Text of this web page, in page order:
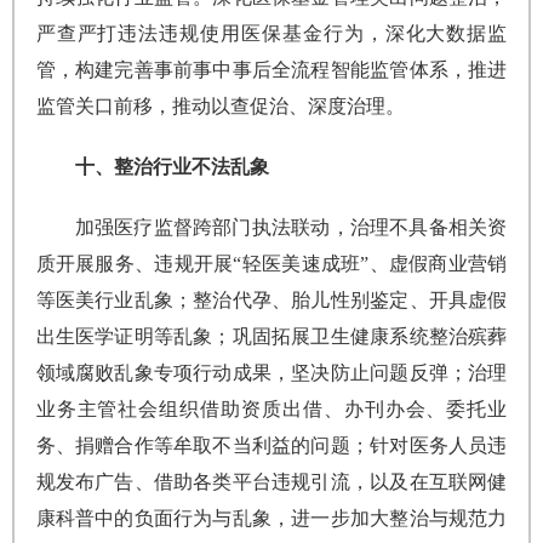
严查严打违法违规使用医保基金行为，深化大数据监
管，构建完善事前事中事后全流程智能监管体系，推进
监管关口前移，推动以查促治、深度治理。
十、整治行业不法乱象
加强医疗监督跨部门执法联动，治理不具备相关资
质开展服务、违规开展“轻医美速成班”、虚假商业营销
等医美行业乱象；整治代孕、胎儿性别鉴定、开具虚假
出生医学证明等乱象；巩固拓展卫生健康系统整治殡葬
领域腐败乱象专项行动成果，坚决防止问题反弹；治理
业务主管社会组织借助资质出借、办刊办会、委托业
务、捐赠合作等牟取不当利益的问题；针对医务人员违
规发布广告、借助各类平台违规引流，以及在互联网健
康科普中的负面行为与乱象，进一步加大整治与规范力